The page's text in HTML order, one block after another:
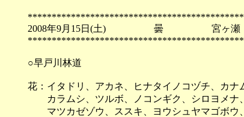
2008年9月15日(土) 曇 宮ヶ瀬
○早戸川林道
花：イタドリ、アカネ、ヒナタイノコヅチ、カナ
カラムシ、ツルボ、ノコンギク、シロヨメナ
マツカゼゾウ、ススキ、ヨウシュヤマゴボウ